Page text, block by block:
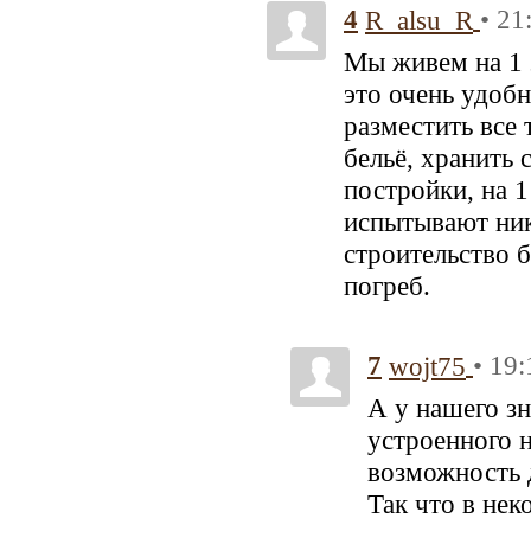
4 R_alsu_R •
Мы живем на 1
это очень
разместить
бельё,
постройки, на
испытывают
строительство
погреб.
7 wojt75 •
А у нашего
устроенного
возможность
Так что в